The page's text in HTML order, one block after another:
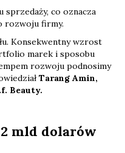
sprzedaży, co oznacza
rozwoju firmy.
Konsekwentny wzrost
marek i sposobu
rozwoju podnosimy
Tarang Amin,
Beauty.
mld dolarów